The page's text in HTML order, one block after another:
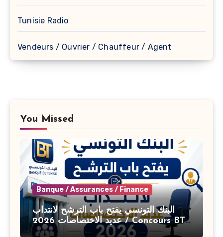
Tunisie Radio
Vendeurs / Ouvrier / Chauffeur / Agent
You Missed
Banque / Assurances / Finance
البنك التونسي يفتح باب الترشح لانتداب
عديد الاختصاصات 2026 / Concours BT
Banque de Tunisie 2026